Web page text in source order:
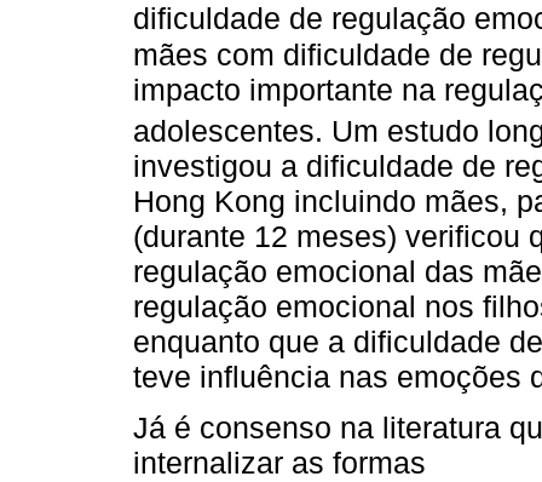
dificuldade de regulação
mães com dificuldade de
impacto importante na
adolescentes. Um estudo
investigou a dificuldade de
Hong Kong incluindo mães,
(durante 12 meses) verificou
regulação emocional das
regulação emocional nos
enquanto que a dificuldade
teve influência nas emoções
Já é consenso na literatura
internalizar as formas